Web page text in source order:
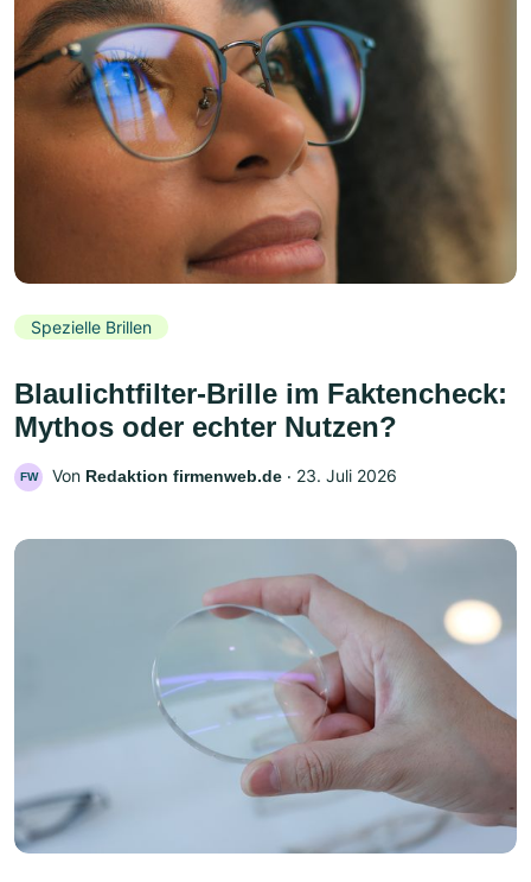
Spezielle Brillen
Blaulichtfilter-Brille im Faktencheck:
Mythos oder echter Nutzen?
FW Von Redaktion firmenweb.de ‧ 23. Juli 2026